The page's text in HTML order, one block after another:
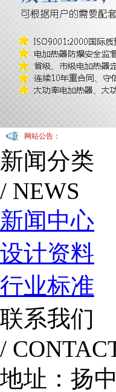
网站公告：
新闻分类
/ NEWS
新闻中心
设计资料
行业标准
联系我们
/
地址：扬